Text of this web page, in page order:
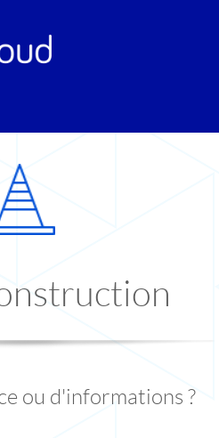
ou d'informations ?